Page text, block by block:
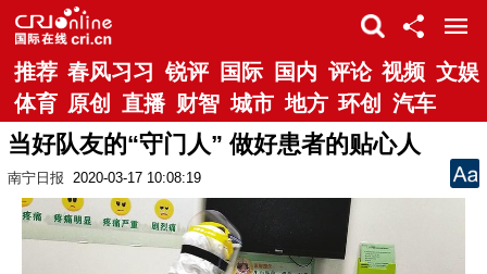
推荐 春风习习 锐评 国际 国内 评论 视频 文娱
体育 原创 直播 财智 城市 地方 环创 汽车
当好队友的“守门人” 做好患者的贴心人
南宁日报 2020-03-17 10:08:19